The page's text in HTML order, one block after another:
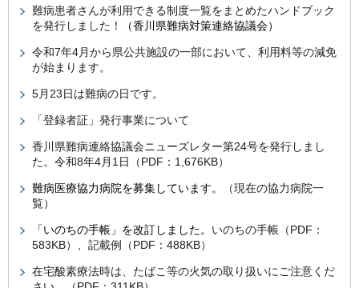
難病患者さんが利用できる制度一覧をまとめたハンドブック
を発行しました！
（香川県難病対策連絡協議会）
令和7年4月から県公共施設の一部において、利用料等の減免
が始まります。
5月23日は難病の日です。
「登録者証」発行事業について
香川県難病連絡協議会ニューズレター第24号を発行しまし
た。令和8年4月1日（PDF：1,676KB）
難病医療協力病院を募集しています。
（現在の協力病院一
覧）
「いのちの手帳」を改訂しました。 いのちの手帳（PDF：
583KB）
記載例（PDF：488KB）
在宅酸素療法時は、たばこ等の火気の取り扱いにご注意くだ